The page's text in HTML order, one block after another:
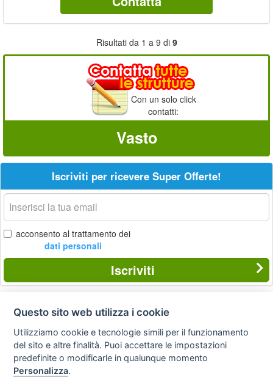
Risultati da 1 a 9 di 9
Con un solo click
contatti:
Vasto
Iscriviti per ricevere Super Offerte!
La
tua
email
acconsento al trattamento dei
dati personali
Iscriviti
Privacy
policy
Avviso
legale
Preferenze cookie
Questo sito web utilizza i cookie
Utilizziamo cookie e tecnologie simili per il funzionamento
del sito e altre finalità. Puoi accettare le impostazioni
predefinite o modificarle in qualunque momento
Personalizza.